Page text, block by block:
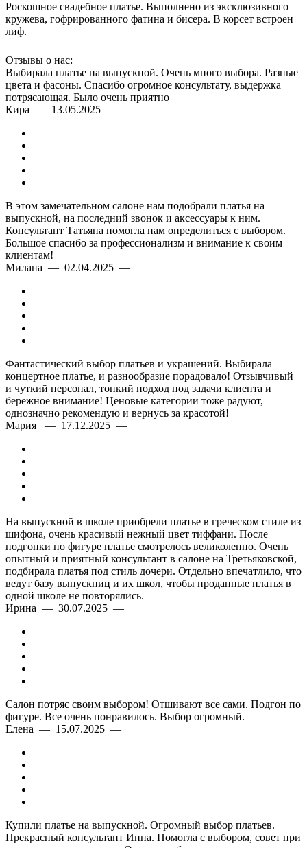
Роскошное свадебное платье. Выполнено из эксклюзивного
кружева, гофрированного фатина и бисера. В корсет встроен
лиф.
Отзывы о нас:
Выбирала платье на выпускной. Очень много выбора. Разные
цвета и фасоны. Спасибо огромное консультату, выдержка
потрясающая. Было очень приятно
Кира — 13.05.2025 —
В этом замечательном салоне нам подобрали платья на
выпускной, на последний звонок и аксессуары к ним.
Консультант Татьяна помогла нам определиться с выбором.
Большое спасибо за профессионализм и внимание к своим
клиентам!
Милана — 02.04.2025 —
Фантастический выбор платьев и украшений. Выбирала
концертное платье, и разнообразие порадовало! Отзывчивый
и чуткий персонал, тонкий подход под задачи клиента и
бережное внимание! Ценовые категории тоже радуют,
однозначно рекомендую и вернусь за красотой!
Мария — 17.12.2025 —
На выпускной в школе приобрели платье в греческом стиле из
шифона, очень красивый нежный цвет тиффани. После
подгонки по фигуре платье смотрелось великолепно. Очень
опытный и приятный консультант в салоне на Третьяковской,
подбирала платья под стиль дочери. Отдельно впечатлило, что
ведут базу выпускниц и их школ, чтобы проданные платья в
одной школе не повторялись.
Ирина — 30.07.2025 —
Салон потряс своим выбором! Отшивают все сами. Подгон по
фигуре. Все очень понравилось. Выбор огромный.
Елена — 15.07.2025 —
Купили платье на выпускной. Огромный выбор платьев.
Прекрасный консультант Инна. Помогла с выбором, совет при